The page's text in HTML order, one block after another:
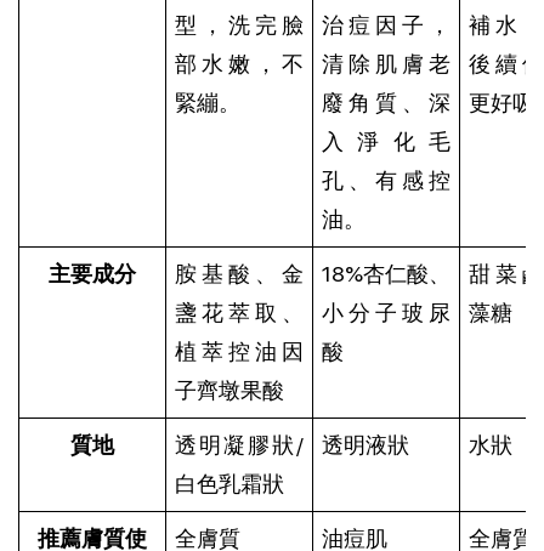
型，洗完臉
部水嫩，不
緊繃。
治痘因子，
清除肌膚老
廢角質、深
入淨化毛
孔、有感控
油。
補水
後續
更好吸
主要成分
胺基酸、金
盞花萃取、
植萃控油因
子齊墩果酸
18%杏仁酸、
小分子玻尿
酸
甜菜
藻糖
質地
透明凝膠狀/
白色乳霜狀
透明液狀 水狀
推薦膚質使
全膚質 油痘肌 全膚質